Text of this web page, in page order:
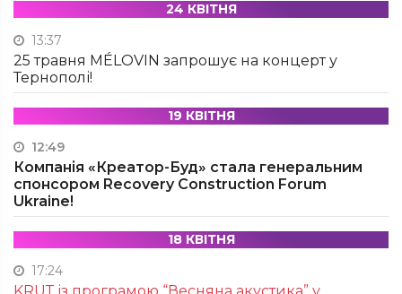
24 КВІТНЯ
13:37
25 травня MÉLOVIN запрошує на концерт у
Тернополі!
19 КВІТНЯ
12:49
Компанія «Креатор-Буд» стала генеральним
спонсором Recovery Construction Forum
Ukraine!
18 КВІТНЯ
17:24